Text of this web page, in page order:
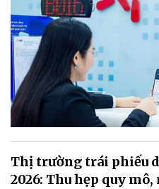
Thị trường trái phiếu
2026: Thu hẹp quy